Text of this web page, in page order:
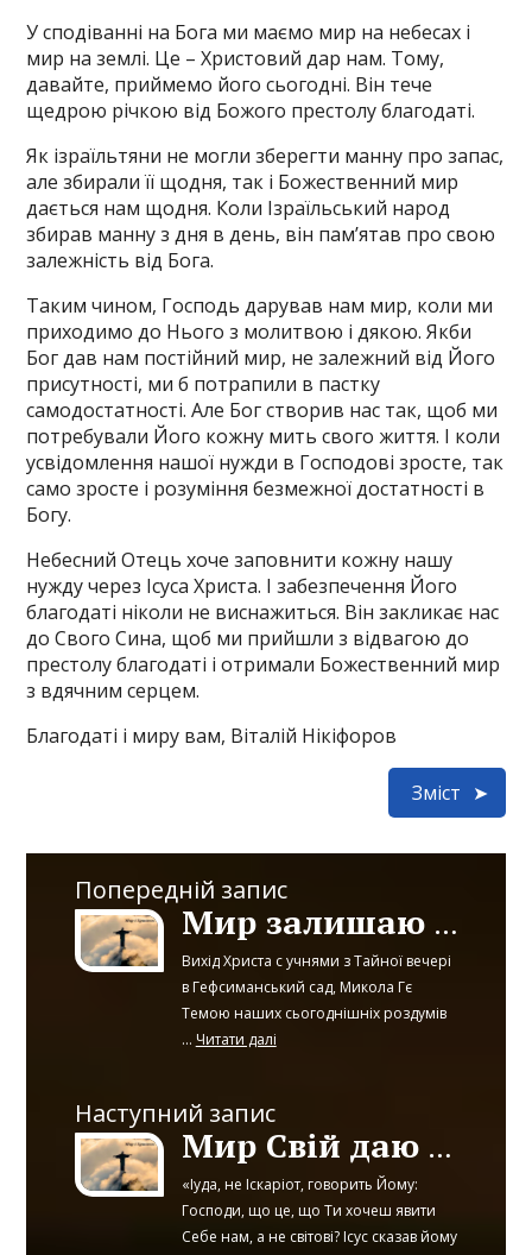
У сподіванні на Бога ми маємо мир на небесах і
мир на землі. Це – Христовий дар нам. Тому,
давайте, приймемо його сьогодні. Він тече
щедрою річкою від Божого престолу благодаті.
Як ізраїльтяни не могли зберегти манну про запас,
але збирали її щодня, так і Божественний мир
дається нам щодня. Коли Ізраїльський народ
збирав манну з дня в день, він пам’ятав про свою
залежність від Бога.
Таким чином, Господь дарував нам мир, коли ми
приходимо до Нього з молитвою і дякою. Якби
Бог дав нам постійний мир, не залежний від Його
присутності, ми б потрапили в пастку
самодостатності. Але Бог створив нас так, щоб ми
потребували Його кожну мить свого життя. І коли
усвідомлення нашої нужди в Господові зросте, так
само зросте і розуміння безмежної достатності в
Богу.
Небесний Отець хоче заповнити кожну нашу
нужду через Ісуса Христа. І забезпечення Його
благодаті ніколи не виснажиться. Він закликає нас
до Свого Сина, щоб ми прийшли з відвагою до
престолу благодаті і отримали Божественний мир
з вдячним серцем.
Благодаті і миру вам, Віталій Нікіфоров
Зміст
Попередній запис
Мир залишаю вам, мир Мій даю вам
Вихід Христа с учнями з Тайної вечері
в Гефсиманський сад, Микола Гє
Темою наших сьогоднішніх роздумів
... Читати далі
Наступний запис
Мир Свій даю вам
«Іуда, не Іскаріот, говорить Йому:
Господи, що це, що Ти хочеш явити
Себе нам, а не світові? Ісус сказав йому